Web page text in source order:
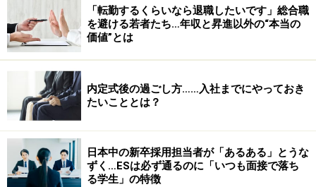
際に採用活動のゴールである「内定承諾」にはどこまで
プラスに働いているのだろうか。逆にSNSの存在や活用
が応募者である就活生の「内定辞退」につながるリスク
SNSが与える「内定辞退」への影響
結論から言うと、SNSの存在と活用は就活生の内定後の
意思決定にプラスにもマイナスにも働く
要素がある。
「転勤するくらいなら退職したいです」総合職
を避ける若者たち…年収と昇進以外の“本当の
価値”とは
内定式後の過ごし方……入社までにやっておき
たいこととは？
日本中の新卒採用担当者が「あるある」とうな
ずく…ESは必ず通るのに「いつも面接で落ち
る学生」の特徴